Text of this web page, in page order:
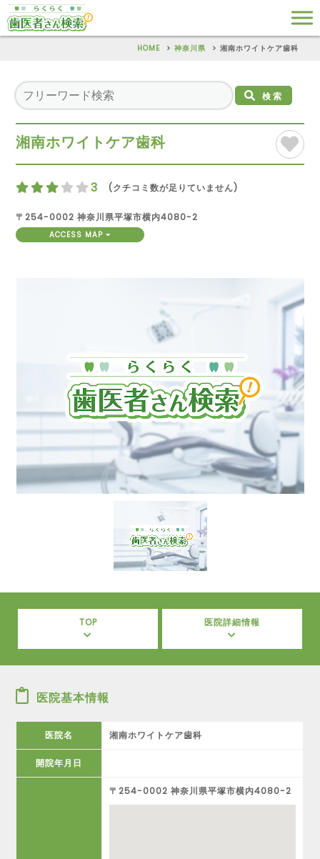
HOME 神奈川県 湘南ホワイトケア歯科
検索
湘南ホワイトケア歯科
3 (クチコミ数が足りていません)
〒254-0002 神奈川県平塚市横内4080-2
ACCESS MAP
TOP 医院詳細情報
医院基本情報
医院名 湘南ホワイトケア歯科
開院年月日
〒254-0002 神奈川県平塚市横内4080-2